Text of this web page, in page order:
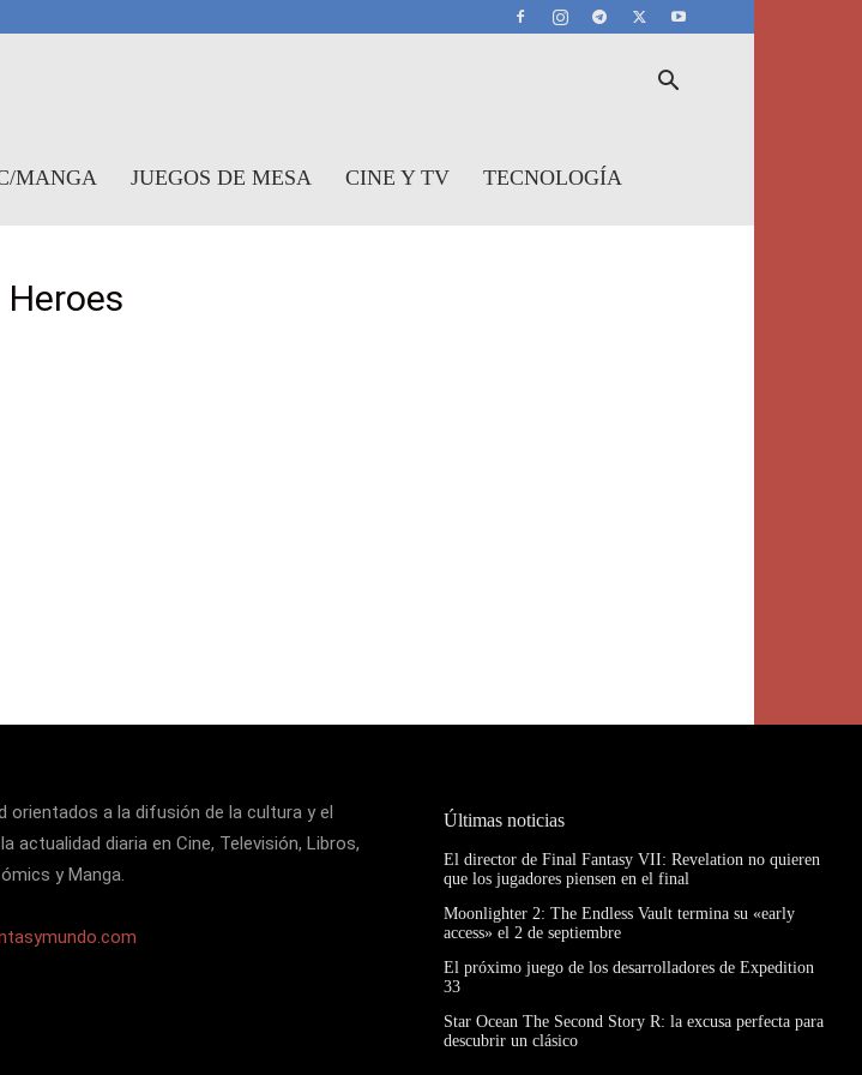
MANGA JUEGOS DE MESA CINE Y TV TECNOLOGÍA
orientados a la difusión de la cultura y el
actualidad diaria en Cine, Televisión, Libros,
y Manga.
Últimas noticias
El director de Final Fantasy VII: Revelation no quieren
que los jugadores piensen en el final
Moonlighter 2: The Endless Vault termina su «early
access» el 2 de septiembre
El próximo juego de los desarrolladores de Expedition
33
Star Ocean The Second Story R: la excusa perfecta para
descubrir un clásico